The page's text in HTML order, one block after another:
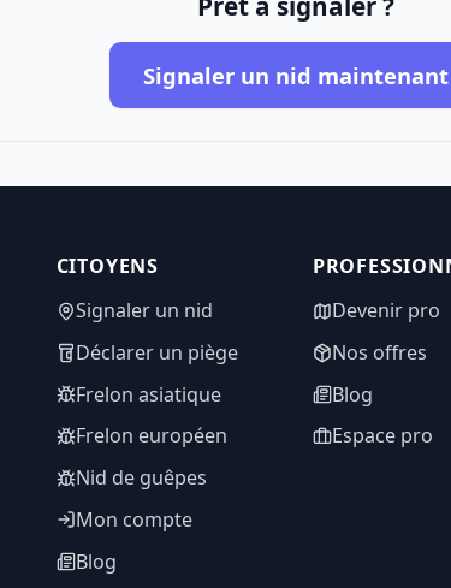
Signaler un nid maintenant
CITOYENS
Signaler un nid
Déclarer un piège
Frelon asiatique
Frelon européen
Nid de guêpes
Mon compte
Blog
Devenir pro
Nos offres
Blog
Espace pro